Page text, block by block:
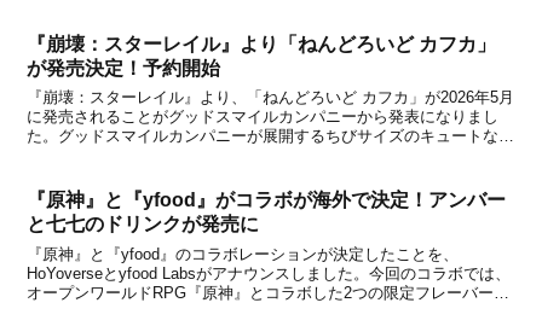
『崩壊：スターレイル』より「ねんどろいど カフカ」
が発売決定！予約開始
『崩壊：スターレイル』より、「ねんどろいど カフカ」が2026年5月
に発売されることがグッドスマイルカンパニーから発表になりまし
た。グッドスマイルカンパニーが展開するちびサイズのキュートなフ
『原神』と『yfood』がコラボが海外で決定！アンバー
と七七のドリンクが発売に
『原神』と『yfood』のコラボレーションが決定したことを、
HoYoverseとyfood Labsがアナウンスしました。今回のコラボでは、
オープンワールドRPG『原神』とコラボした2つの限定フレーバー、